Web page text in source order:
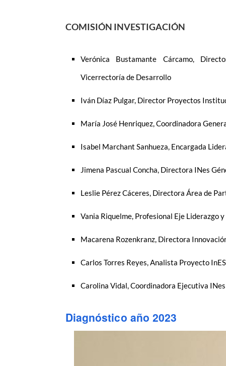
COMISIÓN INVESTIGACIÓN
Verónica Bustamante Cárcamo,
Vicerrectoría de Desarrollo
Iván Díaz Pulgar, Director Proyectos
María José Henriquez, Coordinadora
Isabel Marchant Sanhueza, Encargada
Jimena Pascual Concha, Directora INes
Leslie Pérez Cáceres, Directora Área de
Vania Riquelme, Profesional Eje Liderazgo
Macarena Rozenkranz, Directora
Carlos Torres Reyes, Analista Proyecto
Carolina Vidal, Coordinadora Ejecutiva
Diagnóstico año 2023